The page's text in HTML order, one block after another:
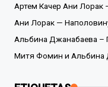
Артем Качер Ани Лорак
Ани Лорак —
Альбина Джанабаева –
Митя Фомин и Альбина